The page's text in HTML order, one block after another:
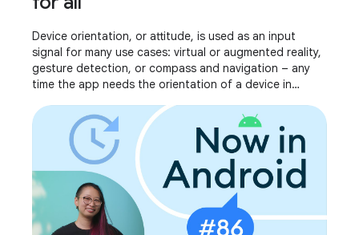
Device orientation, or attitude, is used as an input
signal for many use cases: virtual or augmented reality,
gesture detection, or compass and navigation – any
time the app needs the orientation of a device in